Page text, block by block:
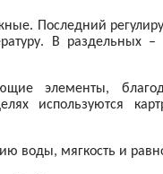
Последний
В раздельных
элементы,
используются
воды, мягкость и